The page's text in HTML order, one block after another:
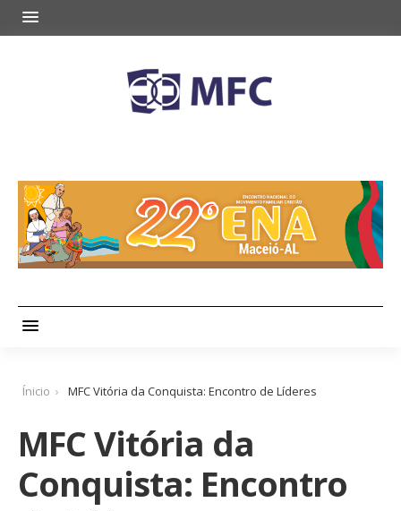
Ínicio MFC Vitória da Conquista: Encontro de Líderes
MFC Vitória da
Conquista: Encontro